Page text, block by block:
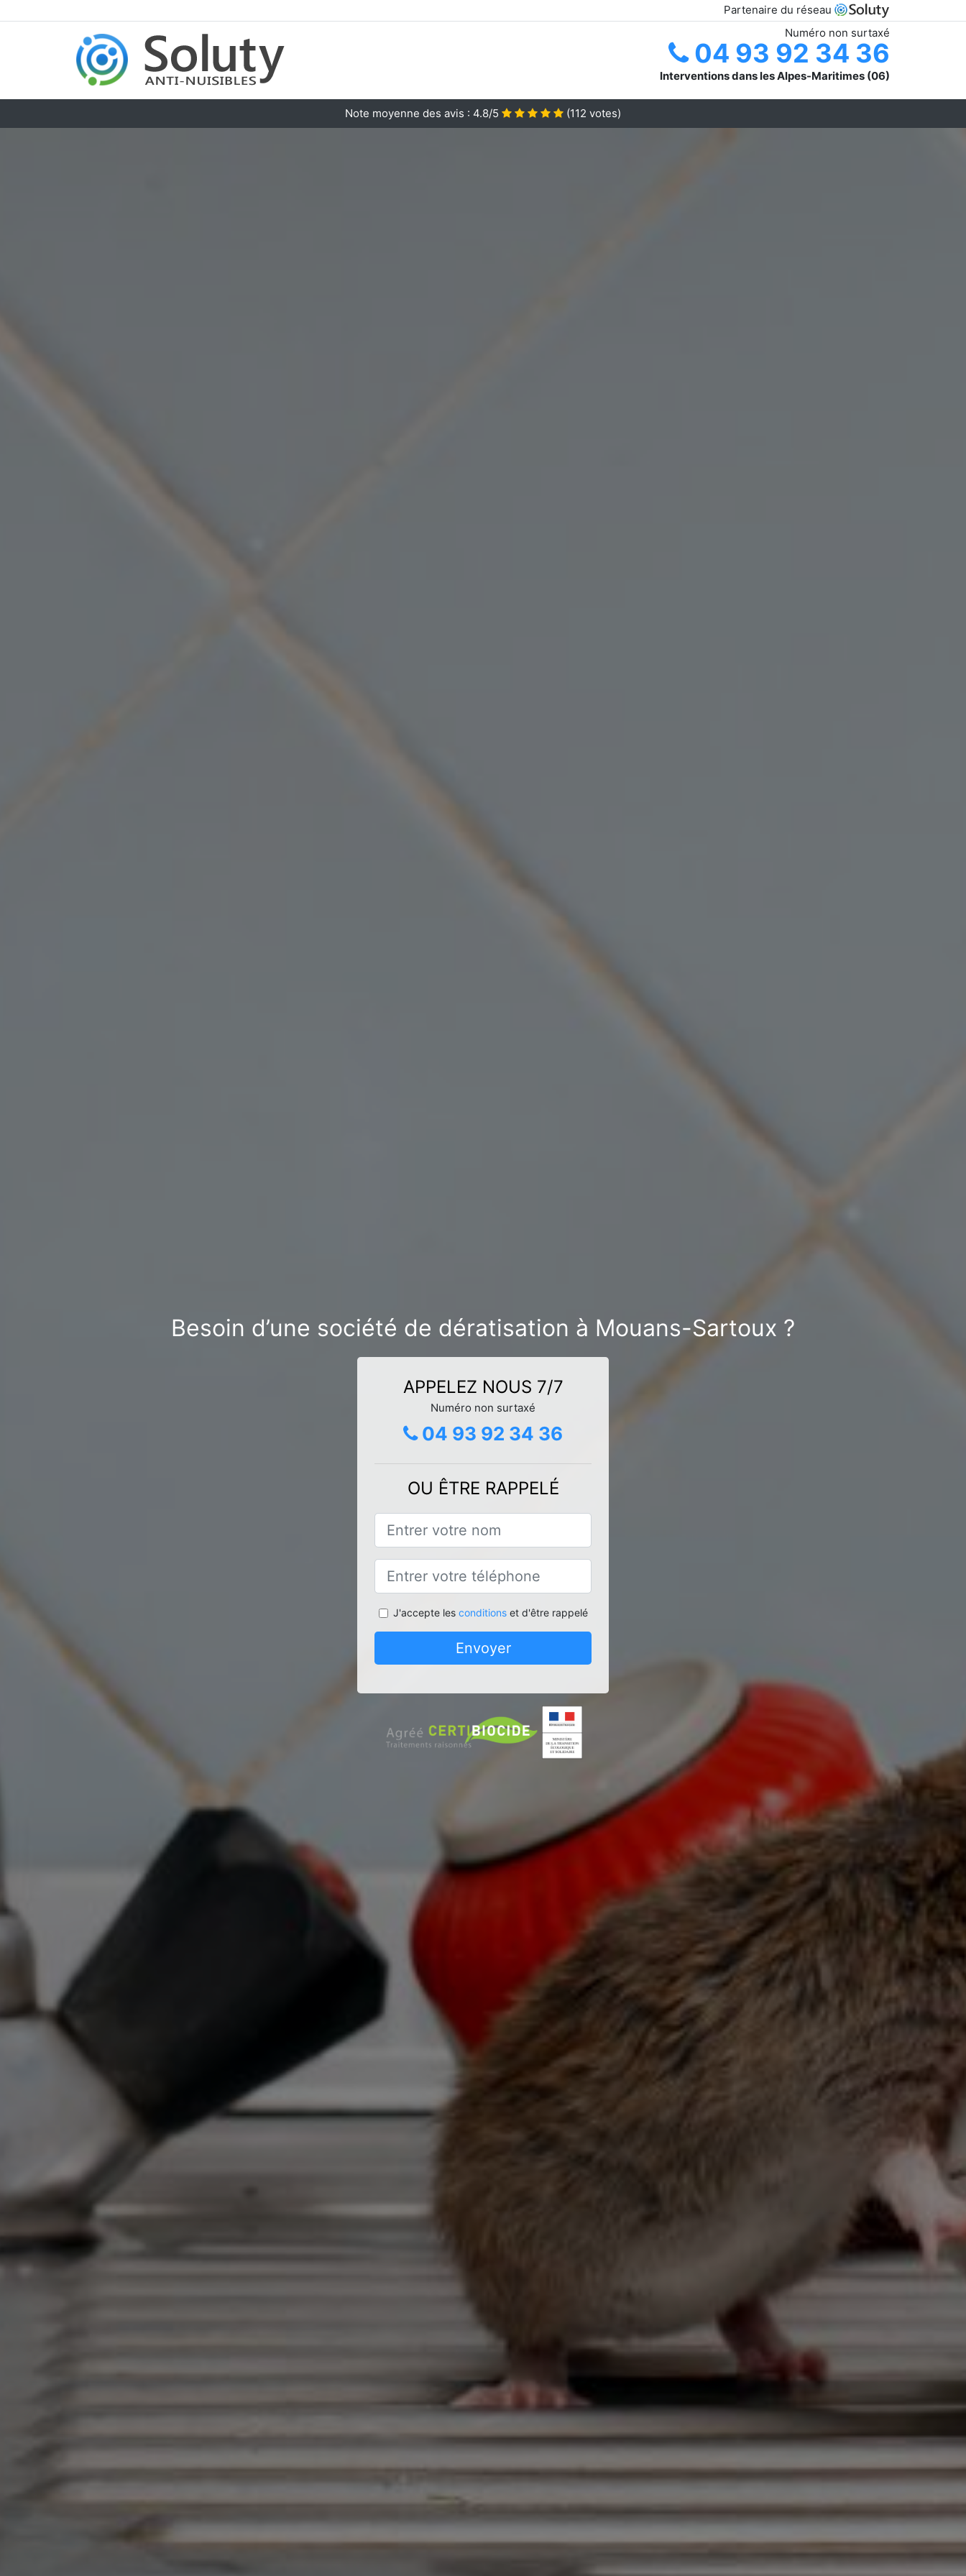
Partenaire du réseau
Numéro non surtaxé
04 93 92 34 36
Interventions dans les Alpes-Maritimes (06)
Note moyenne des avis : 4.8/5 (112 votes)
Besoin d’une société de dératisation à Mouans-Sartoux ?
APPELEZ NOUS 7/7
Numéro non surtaxé
04 93 92 34 36
OU ÊTRE RAPPELÉ
J'accepte les conditionset d'être rappelé
Envoyer